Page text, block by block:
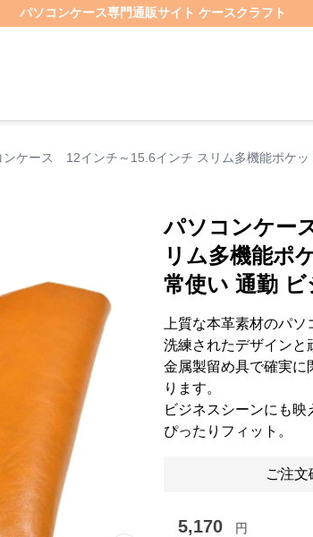
パソコンケース専門通販サイト ケースクラフト
ンケース 12インチ～15.6インチ スリム多機能ポケ
パソコンケー
リム多機能ポ
常使い 通勤 ビ
上質な本革素材のパソ
洗練されたデザインと
金属製留め具で確実に
ります。
ビジネスシーンにも
ぴったりフィット。
ご注
5,170 円